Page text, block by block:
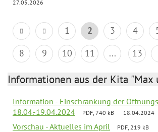
27.05.2026
1 2 3 4
8
9 10 11 ... 13
Informationen aus der Kita "Max
Information - Einschränkung der
18.04.-19.04.2024
PDF, 740 kB 18.04.2024
Vorschau - Aktuelles im April PDF, 219 kB